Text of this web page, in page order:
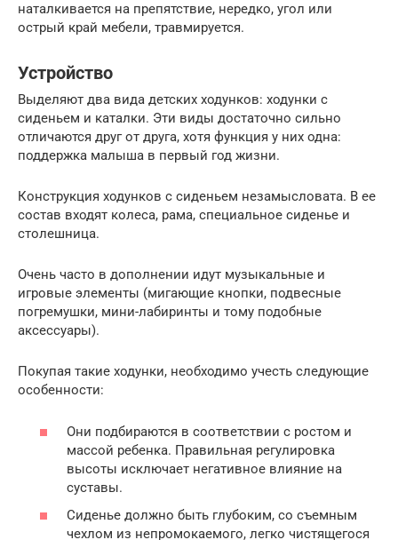
наталкивается на препятствие, нередко, угол или
острый край мебели, травмируется.
Устройство
Выделяют два вида детских ходунков: ходунки с
сиденьем и каталки. Эти виды достаточно сильно
отличаются друг от друга, хотя функция у них одна:
поддержка малыша в первый год жизни.
Конструкция ходунков с сиденьем незамысловата. В ее
состав входят колеса, рама, специальное сиденье и
столешница.
Очень часто в дополнении идут музыкальные и
игровые элементы (мигающие кнопки, подвесные
погремушки, мини-лабиринты и тому подобные
аксессуары).
Покупая такие ходунки, необходимо учесть следующие
особенности:
Они подбираются в соответствии с ростом и
массой ребенка. Правильная регулировка
высоты исключает негативное влияние на
суставы.
Сиденье должно быть глубоким, со съемным
чехлом из непромокаемого, легко чистящегося